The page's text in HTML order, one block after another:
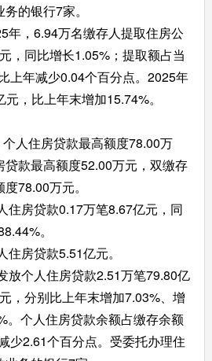
的银行7家。
，6.94万名缴存人提取住房公
，同比增长1.05%；提取额占当
上年减少0.04个百分点。2025年
，比上年末增加15.74%。
个人住房贷款最高额度78.00万
款最高额度52.00万元，双缴存
78.00万元。
房贷款0.17万笔8.67亿元，同
。
房贷款5.51亿元。
个人住房贷款2.51万笔79.80亿
，分别比上年末增加7.03%、增
。个人住房贷款余额占缴存余额
少2.61个百分点。受委托办理住